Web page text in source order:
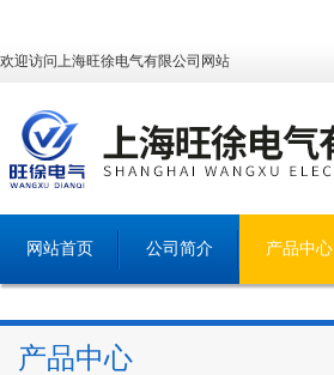
欢迎访问上海旺徐电气有限公司网站
网站首页 公司简介 产品中心
产品中心